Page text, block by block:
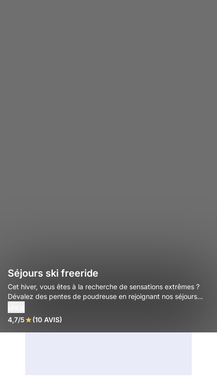
Séjours ski freeride
Cet hiver, vous êtes à la recherche de sensations extrêmes ?
Dévalez des pentes de poudreuse en rejoignant nos séjours
4,7/5 (10 AVIS)